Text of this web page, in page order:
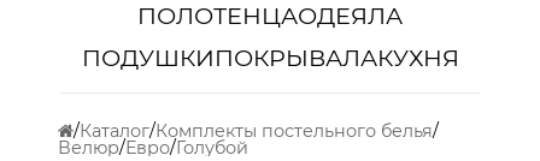
ПОЛОТЕНЦАОДЕЯЛА
ПОДУШКИПОКРЫВАЛАКУХНЯ
Каталог Комплекты постельного белья
Велюр Евро Голубой